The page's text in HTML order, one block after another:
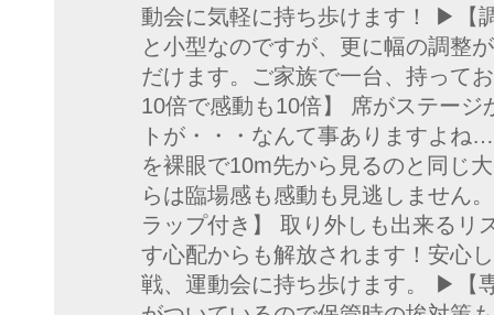
動会に気軽に持ち歩けます！ ▶【
と小型なのですが、更に幅の調整
だけます。ご家族で一台、持って
10倍で感動も10倍】 席がステー
トが・・・なんて事ありますよね
を裸眼で10m先から見るのと同じ
らは臨場感も感動も見逃しません
ラップ付き】 取り外しも出来るリ
す心配からも解放されます！安心
戦、運動会に持ち歩けます。 ▶【